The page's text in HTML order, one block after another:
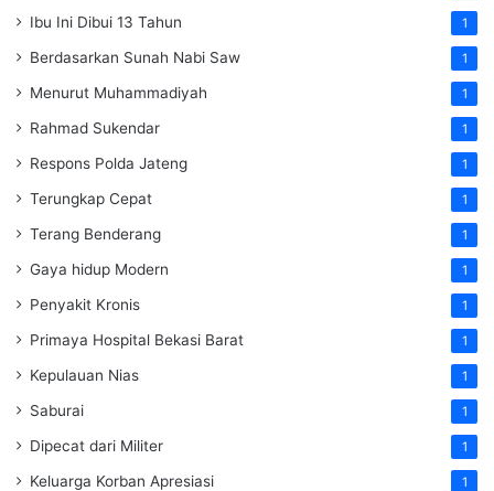
Ibu Ini Dibui 13 Tahun 1
Berdasarkan Sunah Nabi Saw 1
Menurut Muhammadiyah 1
Rahmad Sukendar 1
Respons Polda Jateng 1
Terungkap Cepat 1
Terang Benderang 1
Gaya hidup Modern 1
Penyakit Kronis 1
Primaya Hospital Bekasi Barat 1
Kepulauan Nias 1
Saburai 1
Dipecat dari Militer 1
Keluarga Korban Apresiasi 1